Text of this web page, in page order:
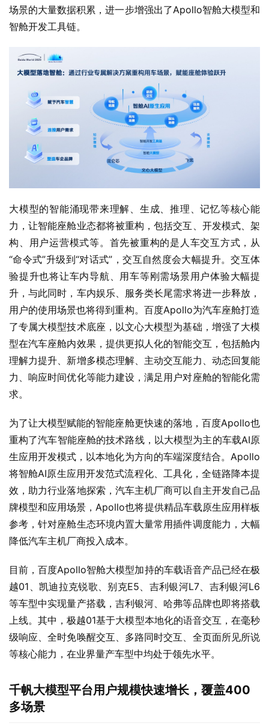
场景的大量数据积累，进一步增强出了Apollo智舱大模型和
智舱开发工具链。
大模型的智能涌现带来理解、生成、推理、记忆等核心能
力，让智能座舱业态都将被重构，包括交互、开发模式、架
构、用户运营模式等。首先被重构的是人车交互方式，从
“命令式”升级到“对话式”，交互自然度会大幅提升。交互体
验提升也将让车内导航、用车等刚需场景用户体验大幅提
升，与此同时，车内娱乐、服务类长尾需求将进一步释放，
用户的使用场景也将得到重构。百度Apollo为汽车座舱打造
了专属大模型技术底座，以文心大模型为基础，增强了大模
型在汽车座舱内效果，提供更拟人化的智能交互，包括舱内
理解力提升、新增多模态理解、主动交互能力、动态回复能
力、响应时间优化等能力建设，满足用户对座舱的智能化需
求。
为了让大模型赋能的智能座舱更快速的落地，百度Apollo也
重构了汽车智能座舱的技术路线，以大模型为主的车载AI原
生应用开发模式，以本地化为方向的车端深度结合。Apollo
将智舱AI原生应用开发范式流程化、工具化，全链路降本提
效，助力行业落地探索，汽车主机厂商可以自主开发自己品
牌模型和应用场景，Apollo也将提供精品车载原生应用样板
参考，针对座舱生态环境内置大量常用插件调度能力，大幅
降低汽车主机厂商投入成本。
目前，百度Apollo智舱大模型加持的车载语音产品已经在极
越01、凯迪拉克锐歌、别克E5、吉利银河L7、吉利银河L6
等车型中实现量产搭载，吉利银河、哈弗等品牌也即将搭载
上线。其中，极越01基于大模型本地化的语音交互，在毫秒
级响应、全时免唤醒交互、多路同时交互、全页面所见所说
等核心能力，在业界量产车型中均处于领先水平。
千帆大模型平台用户规模快速增长，覆盖400
多场景